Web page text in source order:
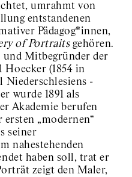
umrahmt von
entstandenen
Pädagog*innen,
of Portraitsgehören.
und Mitbegründer der
Hoecker (1854 in
Niederschlesiens -
wurde 1891 als
Akademie berufen
„modernen“
seiner
nahestehenden
haben soll, trat er
zeigt den Maler,